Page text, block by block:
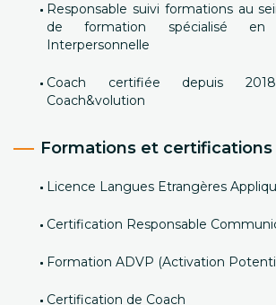
Responsable suivi formations au
de formation spécialisé en
Interpersonnelle
Coach certifiée depuis
Coach&volution
Formations et certifications
Licence Langues Etrangères
Certification Responsable
Formation ADVP (Activation
Certification de Coach